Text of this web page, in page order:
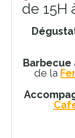
de 15H
Barbecue
de la